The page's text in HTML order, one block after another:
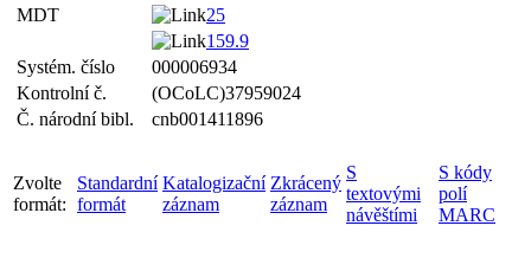
MDT
25
159.9
Systém. číslo
000006934
Kontrolní č.
(OCoLC)37959024
Č. národní bibl.
cnb001411896
Zvolte
formát:
Standardní
formát
Katalogizační
záznam
Zkrácený
záznam
S
textovými
návěštími
S kódy
polí
MARC